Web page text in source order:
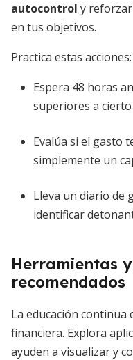
autocontrol y reforzar
en tus objetivos.
Practica estas acciones:
Espera 48 horas
superiores a
Evalúa si el gasto
simplemente un
Lleva un diario de
identificar
Herramientas
recomendados
La educación continua
financiera. Explora
ayuden a visualizar y